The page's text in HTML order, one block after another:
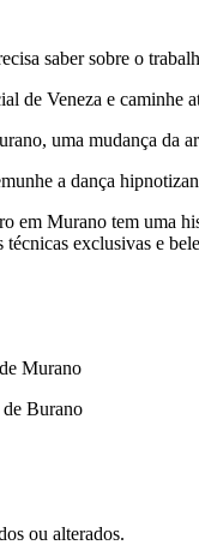
saber sobre o
de Veneza e caminhe
uma mudança da
a dança
em Murano tem uma
técnicas exclusivas e
Murano
de Burano
ou alterados.